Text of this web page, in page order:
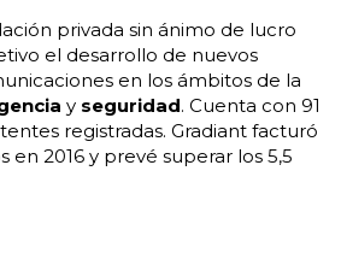
privada sin ánimo de lucro
el desarrollo de nuevos
en los ámbitos de la
y seguridad. Cuenta con 91
registradas. Gradiant facturó
en 2016 y prevé superar los 5,5